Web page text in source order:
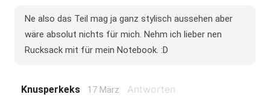
Ne also das Teil mag ja ganz stylisch aussehen aber
wäre absolut nichts für mich. Nehm ich lieber nen
Rucksack mit für mein Notebook. :D
Knusperkeks 17 März Antworten